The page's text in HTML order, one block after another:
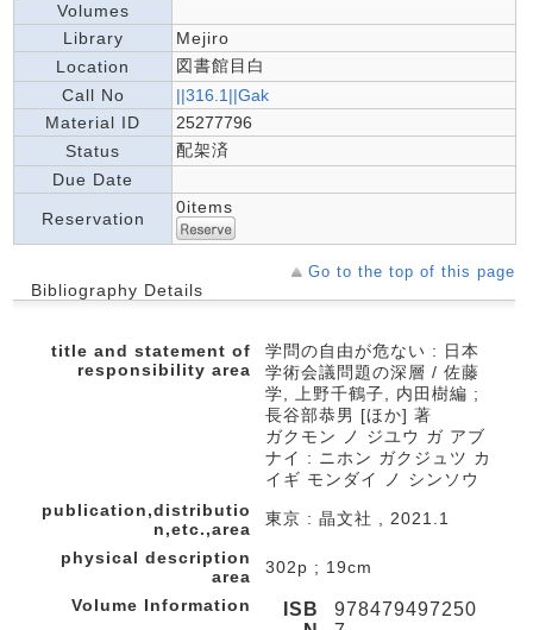
Volumes
Library
Mejiro
Location
図書館目白
Call No
||316.1||Gak
Material ID
25277796
Status
配架済
Due Date
Reservation
0items
Go to the top of this page
Bibliography Details
title and statement of
responsibility area
学問の自由が危ない : 日本
学術会議問題の深層 / 佐藤
学, 上野千鶴子, 内田樹編 ;
長谷部恭男 [ほか] 著
ガクモン ノ ジユウ ガ アブ
ナイ : ニホン ガクジュツ カ
イギ モンダイ ノ シンソウ
publication,distributio
n,etc.,area
東京 : 晶文社 , 2021.1
physical description
area
302p ; 19cm
Volume Information
ISB
978479497250